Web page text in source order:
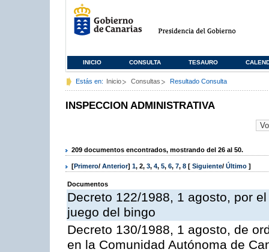
INICIO CONSULTA TESAURO
Estás en: Inicio Consultas Resultado Consulta
INSPECCION ADMINISTRATIVA
209 documentos encontrados, mostrando del 26 al 50.
[Primero/ Anterior] 1, 2, 3, 4, 5, 6, 7, 8 [ Siguiente/ Último ]
Documentos
Decreto 122/1988, 1 agosto, por
juego del bingo
Decreto 130/1988, 1 agosto, de
en la Comunidad Autónoma de